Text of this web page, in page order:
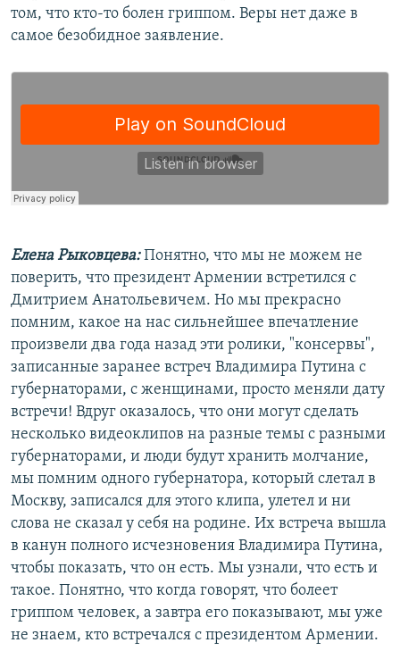
том, что кто-то болен гриппом. Веры нет даже в
самое безобидное заявление.
Елена Рыковцева:Понятно, что мы не можем не
поверить, что президент Армении встретился с
Дмитрием Анатольевичем. Но мы прекрасно
помним, какое на нас сильнейшее впечатление
произвели два года назад эти ролики, "консервы",
записанные заранее встреч Владимира Путина с
губернаторами, с женщинами, просто меняли дату
встречи! Вдруг оказалось, что они могут сделать
несколько видеоклипов на разные темы с разными
губернаторами, и люди будут хранить молчание,
мы помним одного губернатора, который слетал в
Москву, записался для этого клипа, улетел и ни
слова не сказал у себя на родине. Их встреча вышла
в канун полного исчезновения Владимира Путина,
чтобы показать, что он есть. Мы узнали, что есть и
такое. Понятно, что когда говорят, что болеет
гриппом человек, а завтра его показывают, мы уже
не знаем, кто встречался с президентом Армении.